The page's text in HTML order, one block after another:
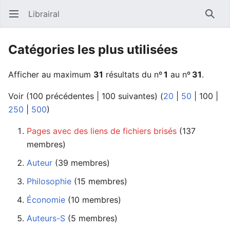
Ouvrir le menu principal Librairal
Catégories les plus utilisées
Afficher au maximum 31 résultats du nº1 au nº 31.
Voir (100 précédentes 100 suivantes) (20 50 100
250
500)
Pages avec des liens de fichiers brisés
membres)
Auteur ‏‎ (39 membres)
Philosophie ‏‎ (15 membres)
Économie ‏‎ (10 membres)
Auteurs-S ‏‎ (5 membres)